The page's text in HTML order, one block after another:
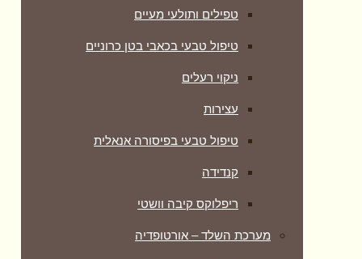
טפילים ותולעי מעיים
טיפול טבעי בכאבי בטן כרוניים
ניקוי רעלים
עצירות
טיפול טבעי בפיסורה אנאלית
קנדידה
ריפלוקס קיבה וושטי
מערכת השלד – אורטופדיה